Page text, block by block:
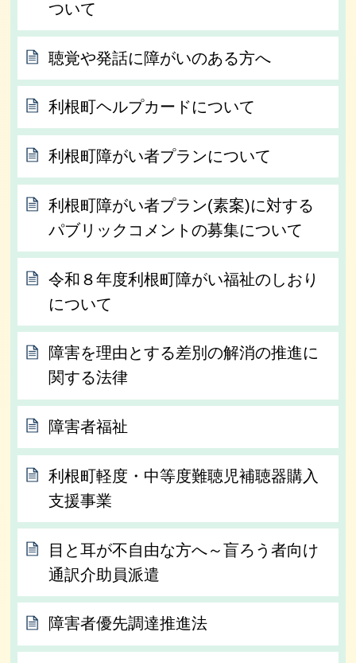
ついて
聴覚や発話に障がいのある方へ
利根町ヘルプカードについて
利根町障がい者プランについて
利根町障がい者プラン(素案)に対する
パブリックコメントの募集について
令和８年度利根町障がい福祉のしおり
について
障害を理由とする差別の解消の推進に
関する法律
障害者福祉
利根町軽度・中等度難聴児補聴器購入
支援事業
目と耳が不自由な方へ～盲ろう者向け
通訳介助員派遣
障害者優先調達推進法